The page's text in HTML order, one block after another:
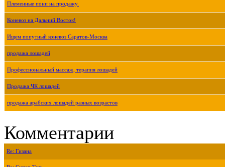
Племенные пони на продажу.
Коневоз на Дальний Восток!
Ищем попутный коневоз Саратов-Москва
продажа лошадей
Профессиональный массаж, терапия лошадей
Продажа ЧК лошадей
продажа арабских лошадей разных возрастов
Комментарии
Re: Гизана